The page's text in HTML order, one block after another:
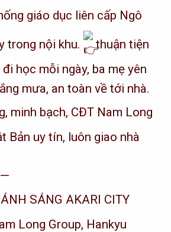
giáo dục liên cấp Ngô
trong nội khu.
thuận tiện
học mỗi ngày, ba mẹ yên
mưa, an toàn về tới nhà.
minh bạch, CĐT Nam Long
Bản uy tín, luôn giao nhà
SÁNG AKARI CITY
Long Group, Hankyu